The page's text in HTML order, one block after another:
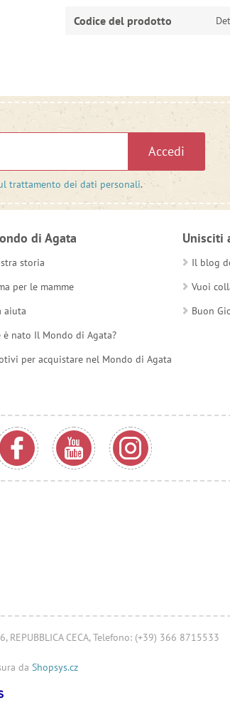
Codice del prodotto
Accedi
trattamento dei dati personali.
di Agata
storia
per le mamme
aiuta
è nato Il Mondo di Agata?
per acquistare nel Mondo di Agata
Unisciti
Il blog
Vuoi
Buon
CECA, Telefono: (+39) 366 8715533
da Shopsys.cz